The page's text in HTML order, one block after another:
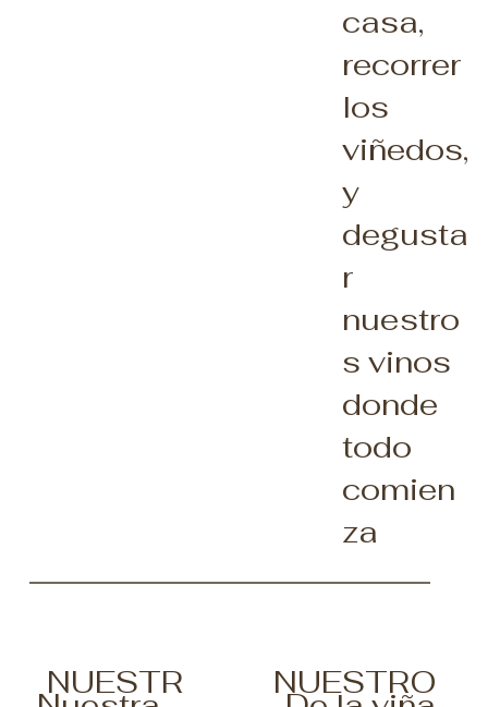
casa,
recorrer
los
viñedos,
y
degusta
r
nuestro
s vinos
donde
todo
comien
za
NUESTR
NUESTRO